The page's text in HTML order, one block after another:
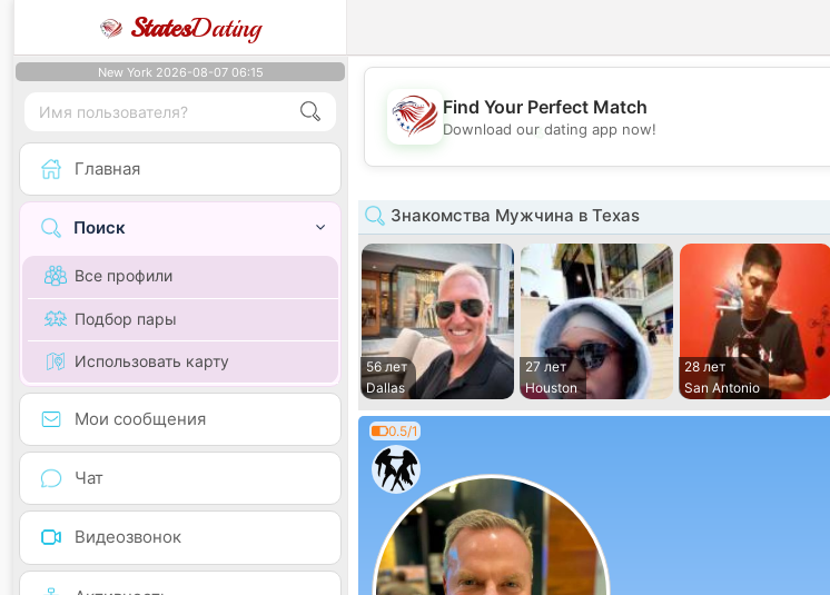
StatesDating
New York 2026-08-07 06:15
Главная
Поиск
Все профили
Подбор пары
Использовать карту
Мои сообщения
Чат
Видеозвонок
💕
Find Your Perfect Match
Download our dating app now!
Знакомства Мужчина в Texas
56 лет
Dallas
27 лет
Houston
28 лет
San Antonio
0.5/1